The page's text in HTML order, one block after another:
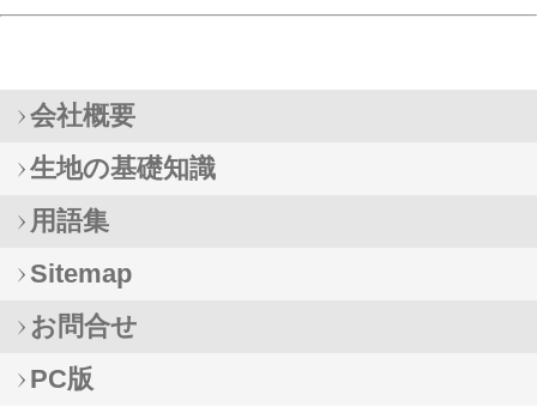
会社概要
生地の基礎知識
用語集
Sitemap
お問合せ
PC版